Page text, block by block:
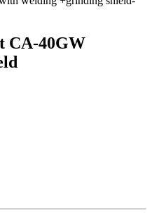
CA-40GW